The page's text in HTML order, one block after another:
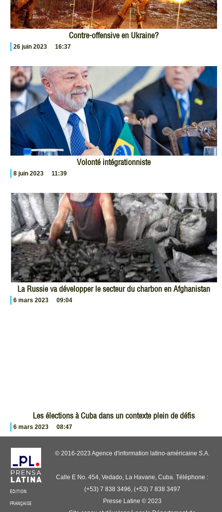
Contre-offensive en Ukraine?
26 juin 2023 16:37
Volonté intégrationniste
8 juin 2023 11:39
La Russie va développer le secteur du charbon en Afghanistan
6 mars 2023 09:04
Les élections à Cuba dans un contexte plein de défis
6 mars 2023 08:47
ÉDITION
FRANÇAISE
© 2016-2023 Agence d'information latino-américaine S.A.
Calle E No. 454, Vedado, La Havane, Cuba. Téléphone :
(+53) 7 838 3496, (+53) 7 838 3497
Presse Latine © 2023